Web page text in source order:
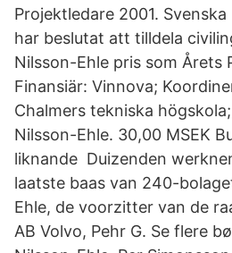
Projektledare 2001.
har beslutat att tilldela
Nilsson-Ehle pris som Årets
Finansiär: Vinnova;
Chalmers tekniska
Nilsson-Ehle. 30,00 MSEK
liknande Duizenden
laatste baas van 240-
Ehle, de voorzitter van de
AB Volvo, Pehr G. Se flere